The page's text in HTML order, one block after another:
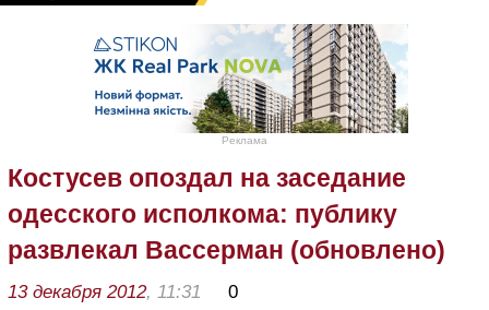
Реклама
Костусев опоздал на заседание
одесского исполкома: публику
развлекал Вассерман (обновлено)
13 декабря 2012, 11:31 0